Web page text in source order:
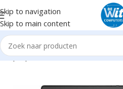
Skip to navigation
Skip to main content
Laptops Notebooks Refurbished